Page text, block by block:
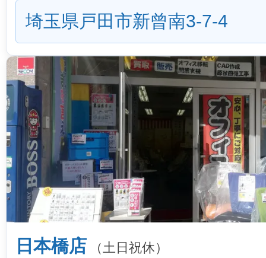
埼玉県戸田市新曾南3-7-4
日本橋店 （土日祝休）